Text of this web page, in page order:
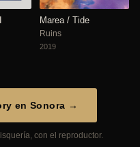
Marea / Tide
Ruins
2019
en Sonora →
con el reproductor.